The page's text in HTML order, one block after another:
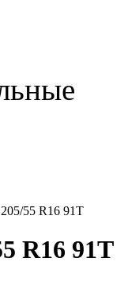
55 R16 91T
R16 91T